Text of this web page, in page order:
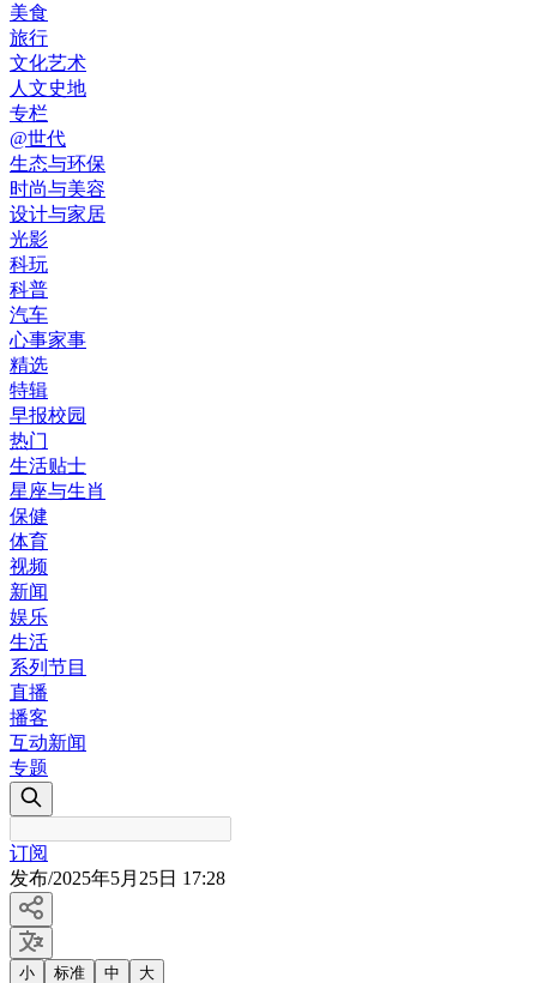
美食
旅行
文化艺术
人文史地
专栏
@世代
生态与环保
时尚与美容
设计与家居
光影
科玩
科普
汽车
心事家事
精选
特辑
早报校园
热门
生活贴士
星座与生肖
保健
体育
视频
新闻
娱乐
生活
系列节目
直播
播客
互动新闻
专题
订阅
发布/2025年5月25日 17:28
小 标准 中 大